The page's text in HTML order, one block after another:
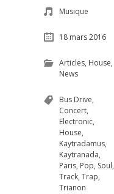
Musique
18 mars 2016
Articles, House,
News
Bus Drive,
Concert,
Electronic,
House,
Kaytradamus,
Kaytranada,
Paris, Pop, Soul,
Track, Trap,
Trianon